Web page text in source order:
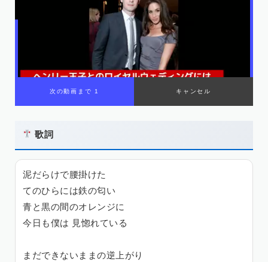
歌詞
泥だらけで腰掛けた
てのひらには鉄の匂い
青と黒の間のオレンジに
今日も僕は 見惚れている
まだできないままの逆上がり